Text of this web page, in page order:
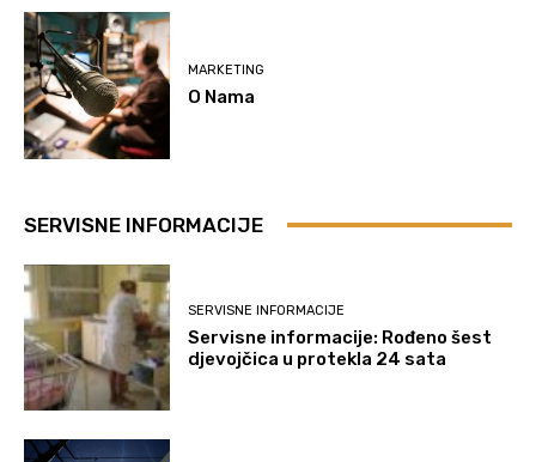
MARKETING
O Nama
SERVISNE INFORMACIJE
SERVISNE INFORMACIJE
Servisne informacije: Rođeno šest
djevojčica u protekla 24 sata